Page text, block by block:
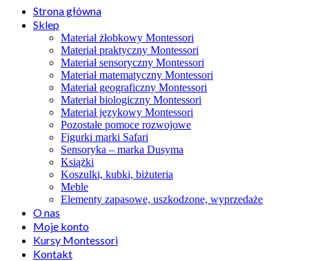
Strona główna
Sklep
Materiał żłobkowy Montessori
Materiał praktyczny Montessori
Materiał sensoryczny Montessori
Materiał matematyczny Montessori
Materiał geograficzny Montessori
Materiał biologiczny Montessori
Materiał językowy Montessori
Pozostałe pomoce rozwojowe
Figurki marki Safari
Sensoryka – marka Dusyma
Książki
Koszulki, kubki, biżuteria
Meble
Elementy zapasowe, uszkodzone, wyprzedaże
O nas
Moje konto
Kursy Montessori
Kontakt